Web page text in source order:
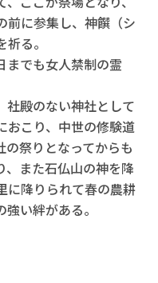
前に参集し、神饌（シ
る。
までも女人禁制の霊
社殿のない神社として
おこり、中世の修験道
祭りとなってからも
、また石仏山の神を降
に降りられて春の農耕
い絆がある。